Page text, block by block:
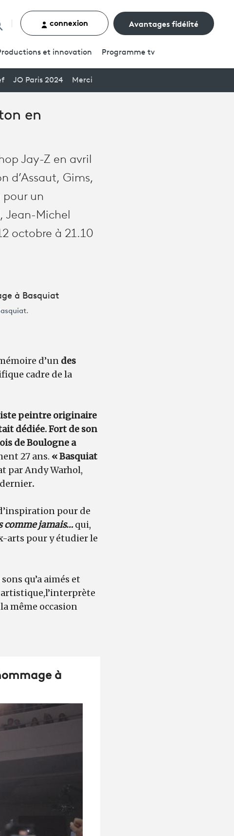
un contenu
connexion Avantages fidélité
et innovation Programme tv
JO Paris 2024 Merci
en
Jay-Z en avril
d’Assaut, Gims,
pour un
Jean-Michel
octobre à 21.10
d’un des
cadre de la
peintre originaire
dédiée. Fort de son
de Boulogne a
27 ans. « Basquiat
par Andy Warhol,
dernier.
pour de
comme jamais…qui,
arts pour y étudier le
qu’a aimés et
l’interprète
même occasion
à